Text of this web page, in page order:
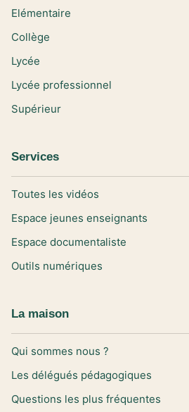
Elémentaire
Collège
Lycée
Lycée professionnel
Supérieur
Services
Toutes les vidéos
Espace jeunes enseignants
Espace documentaliste
Outils numériques
La maison
Qui sommes nous ?
Les délégués pédagogiques
Questions les plus fréquentes